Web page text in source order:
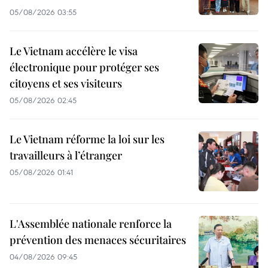
05/08/2026 03:55
Le Vietnam accélère le visa
électronique pour protéger ses
citoyens et ses visiteurs
05/08/2026 02:45
Le Vietnam réforme la loi sur les
travailleurs à l’étranger
05/08/2026 01:41
L'Assemblée nationale renforce la
prévention des menaces sécuritaires
04/08/2026 09:45